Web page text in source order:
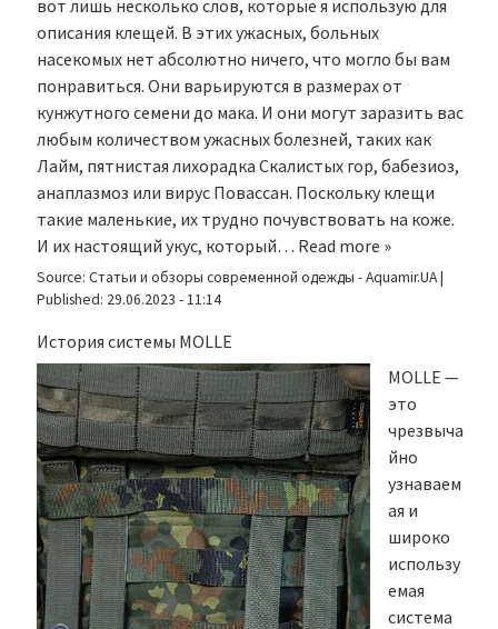
вот лишь несколько слов, которые я использую для
описания клещей. В этих ужасных, больных
насекомых нет абсолютно ничего, что могло бы вам
понравиться. Они варьируются в размерах от
кунжутного семени до мака. И они могут заразить вас
любым количеством ужасных болезней, таких как
Лайм, пятнистая лихорадка Скалистых гор, бабезиоз,
анаплазмоз или вирус Повассан. Поскольку клещи
такие маленькие, их трудно почувствовать на коже.
И их настоящий укус, который… Read more »
Source: Статьи и обзоры современной одежды - Aquamir.UA|
Published: 29.06.2023 - 11:14
История системы MOLLE
MOLLE —
это
чрезвыча
йно
узнаваем
ая и
широко
использу
емая
система